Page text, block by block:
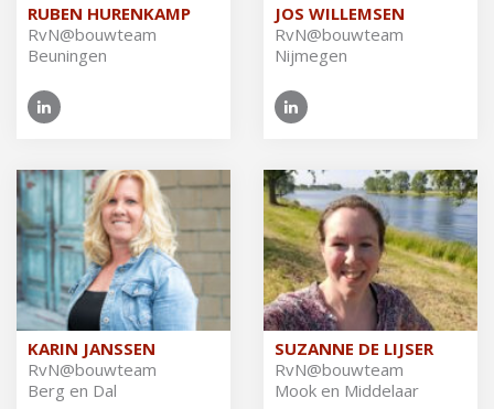
RUBEN HURENKAMP
RvN@​bouwteam
Beuningen
JOS WILLEMSEN
RvN@​bouwteam
Nijmegen
KARIN JANSSEN
RvN@​bouwteam
Berg en Dal
SUZANNE DE LIJSER
RvN@​bouwteam
Mook en Middelaar